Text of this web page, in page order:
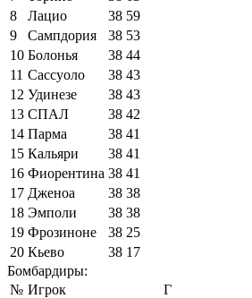
8
Лацио 38 59
9
Сампдория 38 53
10 Болонья 38 44
11 Сассуоло 38 43
12 Удинезе 38 43
13 СПАЛ 38 42
14 Парма 38 41
15 Кальяри 38 41
16 Фиорентина 38 41
17 Дженоа 38 38
18 Эмполи 38 38
19 Фрозиноне 38 25
20 Кьево 38 17
Бомбардиры:
№ Игрок
Г